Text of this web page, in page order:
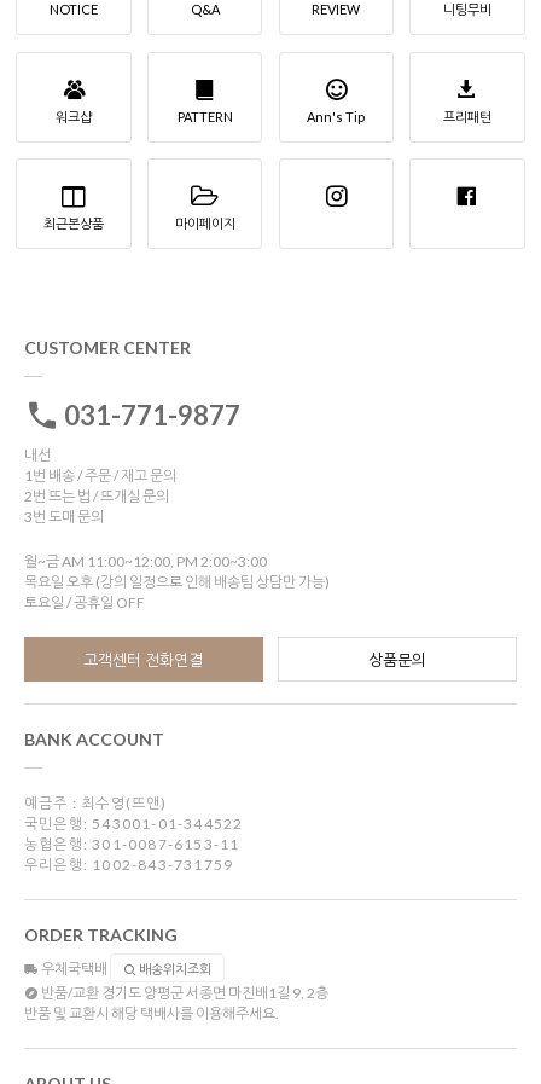
NOTICE Q&A REVIEW 니팅무비
워크샵 PATTERN Ann's Tip 프리패턴
최근본상품 마이페이지
CUSTOMER CENTER
031-771-9877
내선
1번 배송 / 주문 / 재고 문의
2번 뜨는 법 / 뜨개실 문의
3번 도매 문의
월~금 AM 11:00~12:00, PM 2:00~3:00
목요일 오후 (강의 일정으로 인해 배송팀 상담만 가능)
토요일 / 공휴일 OFF
고객센터 전화연결 상품문의
BANK ACCOUNT
예금주 : 최수영(뜨앤)
국민은행: 543001-01-344522
농협은행: 301-0087-6153-11
우리은행: 1002-843-731759
ORDER TRACKING
우체국택배 배송위치조회
반품/교환 경기도 양평군 서종면 마진배1길 9, 2층
반품 및 교환시 해당 택배사를 이용해주세요.